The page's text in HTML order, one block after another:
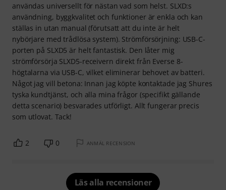
användas universellt för nästan vad som helst. SLXD:s
användning, byggkvalitet och funktioner är enkla och kan
ställas in utan manual (förutsatt att du inte är helt
nybörjare med trådlösa system). Strömförsörjning: USB-C-
porten på SLXD5 är helt fantastisk. Den låter mig
strömförsörja SLXD5-receivern direkt från Everse 8-
högtalarna via USB-C, vilket eliminerar behovet av batteri.
Något jag vill betona: Innan jag köpte kontaktade jag Shures
tyska kundtjänst, och alla mina frågor (specifikt gällande
detta scenario) besvarades utförligt. Allt fungerar precis
som utlovat. Tack!
2 0 ANMÄL RECENSION
Läs alla recensioner